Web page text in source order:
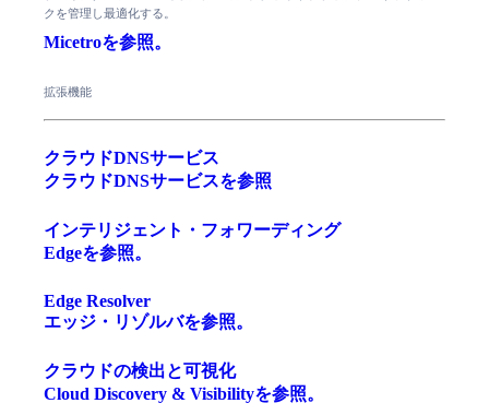
クを管理し最適化する。
Micetroを参照。
拡張機能
クラウドDNSサービス
クラウドDNSサービスを参照
インテリジェント・フォワーディング
Edgeを参照。
Edge Resolver
エッジ・リゾルバを参照。
クラウドの検出と可視化
Cloud Discovery & Visibilityを参照。